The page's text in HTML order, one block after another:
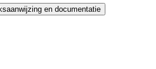
en documentatie